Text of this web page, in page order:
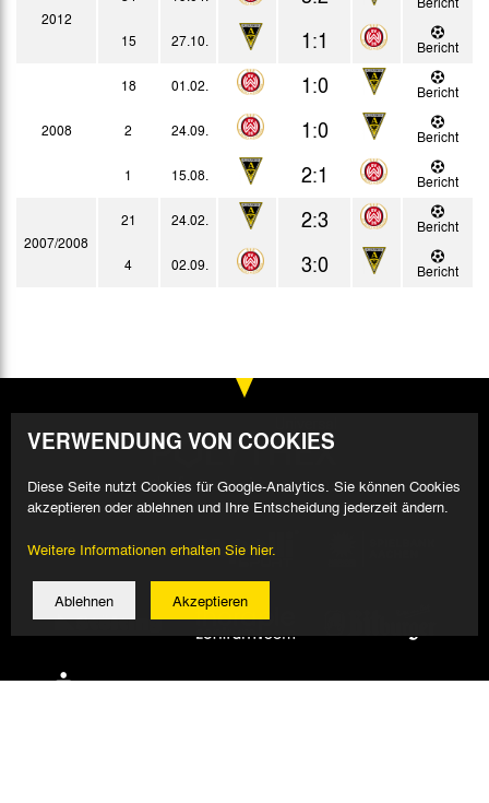
2012
15
27.10. 1:1 Bericht
2008
18 01.02. 1:0
Bericht
2
24.09. 1:0
Bericht
1
15.08. 2:1 Bericht
2007/2008
21 24.02. 2:3
Bericht
4
02.09. 3:0 Bericht
VERWENDUNG VON COOKIES
Diese Seite nutzt Cookies für Google-Analytics. Sie können Cookies
akzeptieren oder ablehnen und Ihre Entscheidung jederzeit ändern.
Weitere Informationen erhalten Sie hier.
Ablehnen Akzeptieren